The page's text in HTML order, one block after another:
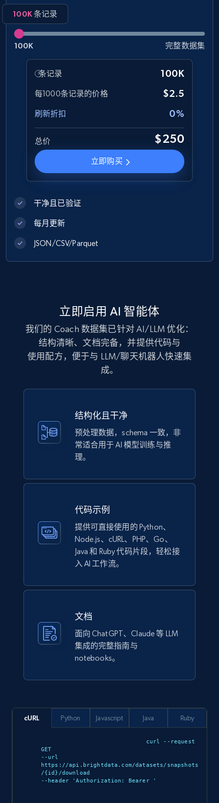
Amazon Walmart
URL, Title amazon, Seller name amazon, Brand
amazon, Description amazon, Initial price
amazon, Currency amazon, Availability amazon,
and more.
1.2K+ 立即购买
Zara - Products
Category id, Product id, Product name, Price,
more.
eCommerce
Best Buy products
Currency, Discount, Initial price, and more.
eCommerce
1.1K+ 149+ 立即购买
Lazada - Products
URL, Title, Rating, Reviews, Initial price, Final
price, Currency, Stock, and more.
992+
URL, Domain, Marketplace pn, Sku, Other pn,
Model number, Gtin ean pn, Product name, and
eCommerce
162+
Ikea - Products
Description, In stock, Color, Size, Reviews
more.
eCommerce
100K条记录
100K 完整数据集
条记录 100K
每1000条记录的价格 $2.5
刷新折扣 0%
总价 $250
立即购买
干净且已验证
每月更新
JSON/CSV/Parquet
立即启用 AI 智能体
我们的 Coach 数据集已针对 AI/LLM 优化：
结构清晰、文档完备，并提供代码与
使用配方，便于与 LLM/聊天机器人快速集
成。
结构化且干净
预处理数据，schema 一致，非
常适合用于 AI 模型训练与推
理。
代码示例
提供可直接使用的 Python、
Node.js、cURL、PHP、Go、
Java 和 Ruby 代码片段，轻松接
入 AI 工作流。
文档
面向 ChatGPT、Claude 等 LLM
集成的完整指南与
notebooks。
cURL
curl --request
GET
--url
https://api.brightdata.com/datasets/snapshots
/{id}/download
--header 'Authorization: Bearer
'
Python Javascript Java Ruby